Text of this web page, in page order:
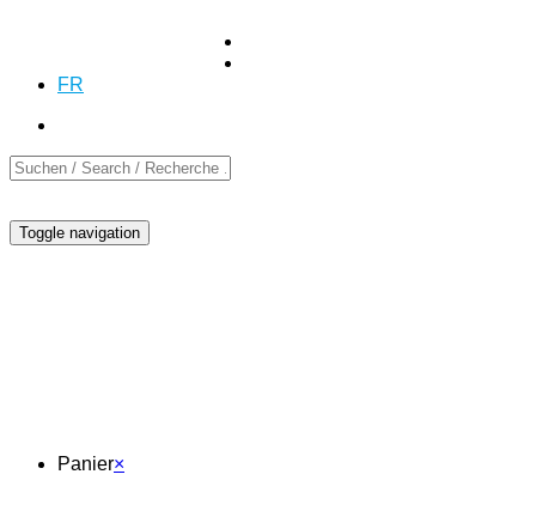
Demande
FR
Toggle navigation
Panier×